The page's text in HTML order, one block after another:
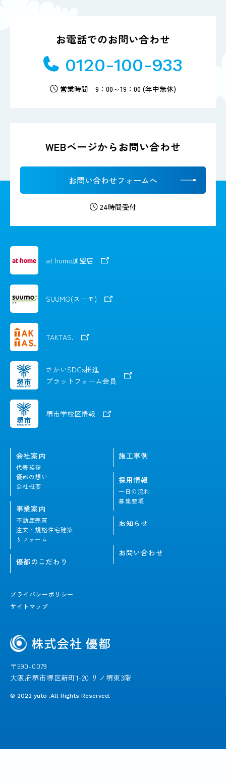
お電話でのお問い合わせ
0120-100-933
営業時間 9：00～19：00 (年中無休)
WEBページからお問い合わせ
お問い合わせフォームへ
24時間受付
at home加盟店
SUUMO(スーモ)
TAKTAS.
さかいSDGs推進
プラットフォーム会員
堺市学校区情報
〒590-0079
大阪府堺市堺区新町1-20 リノ堺東3階
© 2022 yuto .All Rights Reserved.
会社案内
代表挨拶
優都の想い
会社概要
事業案内
不動産売買
注文・規格住宅建築
リフォーム
優都のこだわり
施工事例
採用情報
一日の流れ
募集要項
お知らせ
お問い合わせ
プライバシーポリシー
サイトマップ